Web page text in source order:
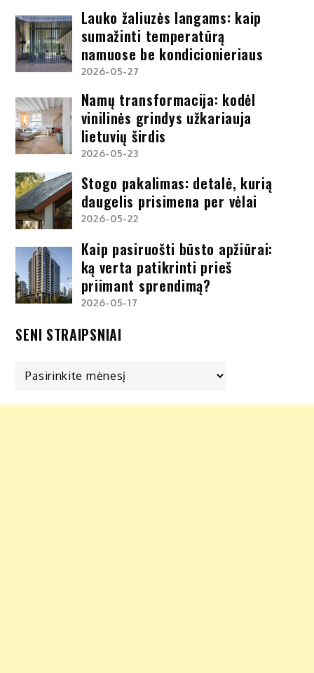
Lauko žaliuzės langams: kaip
sumažinti temperatūrą
namuose be kondicionieriaus
2026-05-27
Namų transformacija: kodėl
vinilinės grindys užkariauja
lietuvių širdis
2026-05-23
Stogo pakalimas: detalė, kurią
daugelis prisimena per vėlai
2026-05-22
Kaip pasiruošti būsto apžiūrai:
ką verta patikrinti prieš
priimant sprendimą?
2026-05-17
SENI STRAIPSNIAI